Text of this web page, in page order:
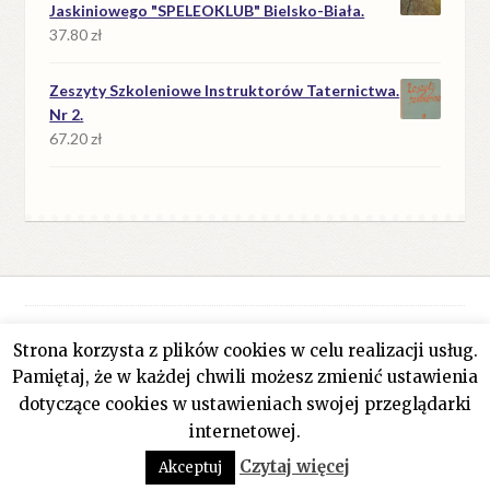
Jaskiniowego "SPELEOKLUB" Bielsko-Biała.
37.80zł
Zeszyty Szkoleniowe Instruktorów Taternictwa.
Nr 2.
67.20zł
© Antykwariat Filar 2026
Polityka prywatności
Stworzone z WooCommerce.
Strona korzysta z plików cookies w celu realizacji usług.
Pamiętaj, że w każdej chwili możesz zmienić ustawienia
dotyczące cookies w ustawieniach swojej przeglądarki
internetowej.
Akceptuj Czytaj więcej